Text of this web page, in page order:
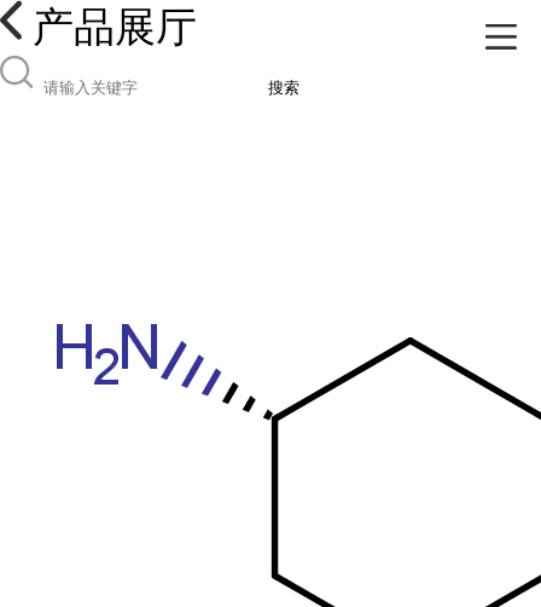
产品展厅
搜索